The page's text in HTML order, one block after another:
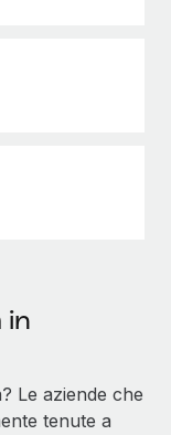
in
Le aziende che
tenute a